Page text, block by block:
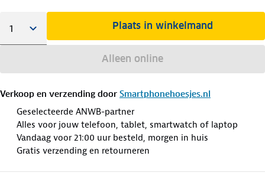
Plaats in winkelmand
Alleen online
Verkoop en verzending door Smartphonehoesjes.nl
Geselecteerde ANWB-partner
Alles voor jouw telefoon, tablet, smartwatch of laptop
Vandaag voor 21:00 uur besteld, morgen in huis
Gratis verzending en retourneren